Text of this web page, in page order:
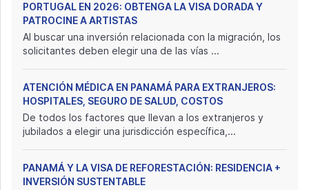
PORTUGAL EN 2026: OBTENGA LA VISA DORADA Y
PATROCINE A ARTISTAS
Al buscar una inversión relacionada con la migración, los
solicitantes deben elegir una de las vías ...
ATENCIÓN MÉDICA EN PANAMÁ PARA EXTRANJEROS:
HOSPITALES, SEGURO DE SALUD, COSTOS
De todos los factores que llevan a los extranjeros y
jubilados a elegir una jurisdicción específica,...
PANAMÁ Y LA VISA DE REFORESTACIÓN: RESIDENCIA +
INVERSIÓN SUSTENTABLE